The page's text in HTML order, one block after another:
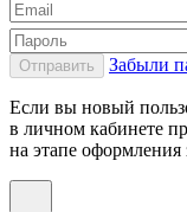
Отправить Забыли
Если вы новый
в личном кабинете
на этапе оформления